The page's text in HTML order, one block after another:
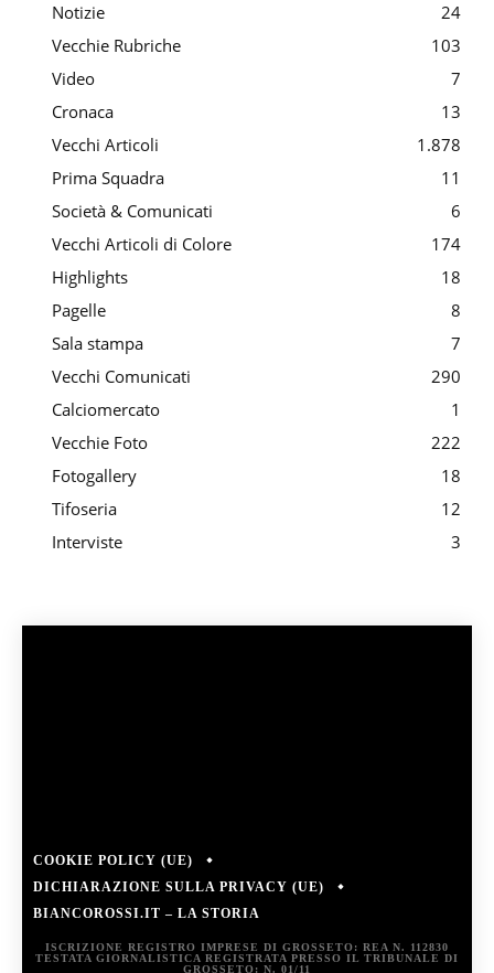
Notizie
24
Vecchie Rubriche
103
Video
7
Cronaca
13
Vecchi Articoli
1.878
Prima Squadra
11
Società & Comunicati
6
Vecchi Articoli di Colore
174
Highlights
18
Pagelle
8
Sala stampa
7
Vecchi Comunicati
290
Calciomercato
1
Vecchie Foto
222
Fotogallery
18
Tifoseria
12
Interviste
3
COOKIE POLICY (UE)
DICHIARAZIONE SULLA PRIVACY (UE)
BIANCOROSSI.IT – LA STORIA
ISCRIZIONE REGISTRO IMPRESE DI GROSSETO: REA N. 112830
TESTATA GIORNALISTICA REGISTRATA PRESSO IL TRIBUNALE DI
GROSSETO: N. 01/11